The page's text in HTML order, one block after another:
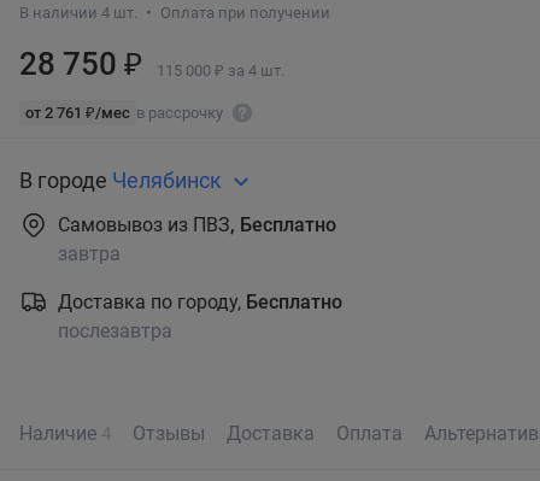
В наличии 4 шт. Оплата при получении
28 750 ₽ 115 000 ₽ за 4 шт.
от 2 761 ₽/мес в рассрочку
В городе Челябинск
Самовывоз из ПВЗ, Бесплатно
завтра
Доставка по городу, Бесплатно
послезавтра
Наличие 4 Отзывы Доставка Оплата